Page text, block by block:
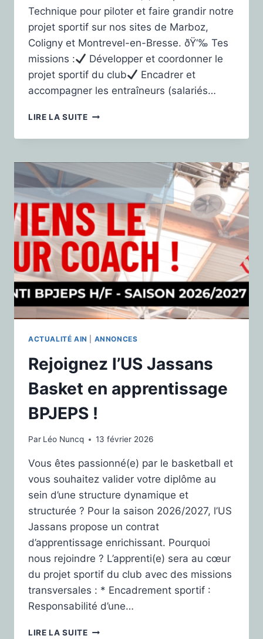
Technique pour piloter et faire grandir notre
projet sportif sur nos sites de Marboz,
Coligny et Montrevel-en-Bresse. ðŸ‘‰ Tes
missions :
Développer et coordonner le
projet sportif du club
Encadrer et
accompagner les entraîneurs (salariés…
LIRE LA SUITE
ACTUALITÉ AIN ANNONCES
Rejoignez l’US Jassans
Basket en apprentissage
BPJEPS !
Par Léo Nuncq 13 février 2026
Vous êtes passionné(e) par le basketball et
vous souhaitez valider votre diplôme au
sein d’une structure dynamique et
structurée ? Pour la saison 2026/2027, l’US
Jassans propose un contrat
d’apprentissage enrichissant. Pourquoi
nous rejoindre ? L’apprenti(e) sera au cœur
du projet sportif du club avec des missions
transversales : * Encadrement sportif :
Responsabilité d’une…
LIRE LA SUITE